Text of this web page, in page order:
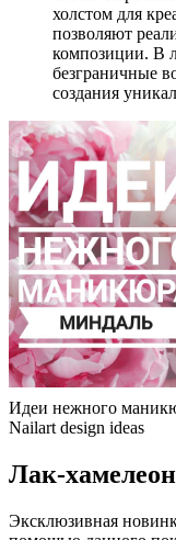
холстом для
позволяют
композиции. В
безграничные
создания
Идеи нежного
Nailart design ideas
Лак-хамелеон
Эксклюзивная